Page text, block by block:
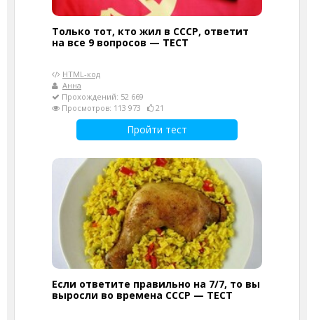
Только тот, кто жил в СССР, ответит
на все 9 вопросов — ТЕСТ
HTML-код
Анна
Прохождений: 52 669
Просмотров: 113 973
21
Пройти тест
Если ответите правильно на 7/7, то вы
выросли во времена СССР — ТЕСТ